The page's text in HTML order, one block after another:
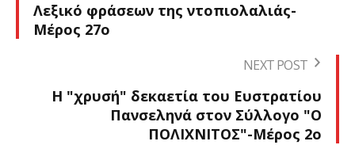
Λεξικό φράσεων της ντοπιολαλιάς-
Μέρος 27ο
NEXT POST
Η "χρυσή" δεκαετία του Ευστρατίου
Πανσεληνά στον Σύλλογο "Ο
ΠΟΛΙΧΝΙΤΟΣ"-Μέρος 2ο